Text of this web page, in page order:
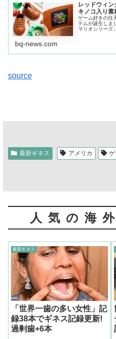
レッドウィ
キノコ入り素
ゲーム好きの任
テムが誕生しま
マリオシリーズ
bq-news.com
source
最新ギネス アメリカ
人気の海
最新ギネス
「世界一歯の多い女性」記
録38本でギネス記録更新!
過剰歯+6本